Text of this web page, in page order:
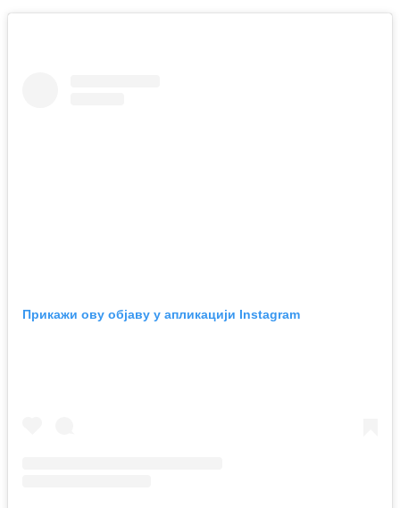
Прикажи ову објаву у апликацији Instagram